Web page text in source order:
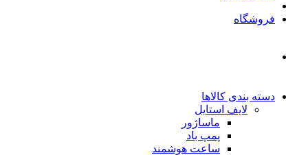
فروشگاه
دسته بندی کالاها
لایف استایل
ماساژور
پمپ باد
ساعت هوشمند